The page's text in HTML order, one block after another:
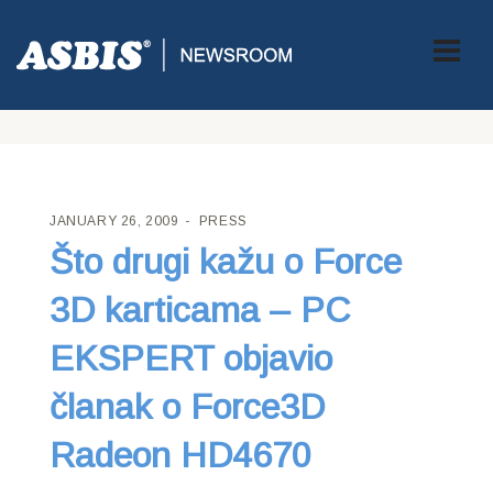
ASBIS CROATIA> PRESS> ŠTO DRUGI KAŽU O FORCE 3D
KARTICAMA – PC EKSPERT OBJAVIO ČLANAK O FORCE3D
JANUARY 26, 2009 PRESS
Što drugi kažu o Force
3D karticama – PC
EKSPERT objavio
članak o Force3D
Radeon HD4670